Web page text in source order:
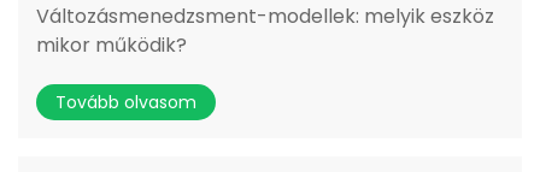
Változásmenedzsment-modellek: melyik eszköz
mikor működik?
Tovább olvasom